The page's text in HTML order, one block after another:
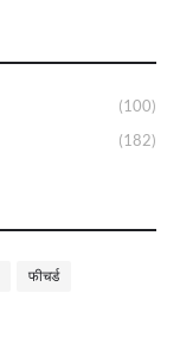
(100)
(182)
फीचर्ड